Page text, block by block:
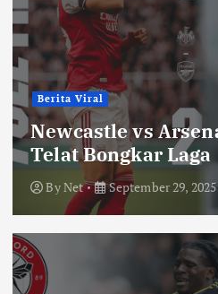
Berita Viral
Newcastle vs
Telat Bongkar Laga
ByNet September 29, 2025